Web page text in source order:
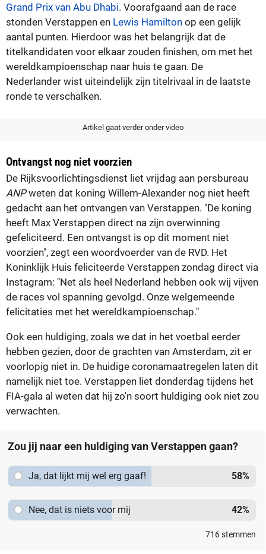
Grand Prix van Abu Dhabi. Voorafgaand aan de race
stonden Verstappen en Lewis Hamilton op een gelijk
aantal punten. Hierdoor was het belangrijk dat de
titelkandidaten voor elkaar zouden finishen, om met het
wereldkampioenschap naar huis te gaan. De
Nederlander wist uiteindelijk zijn titelrivaal in de laatste
ronde te verschalken.
Artikel gaat verder onder video
Ontvangst nog niet voorzien
De Rijksvoorlichtingsdienst liet vrijdag aan persbureau
ANPweten dat koning Willem-Alexander nog niet heeft
gedacht aan het ontvangen van Verstappen. "De koning
heeft Max Verstappen direct na zijn overwinning
gefeliciteerd. Een ontvangst is op dit moment niet
voorzien", zegt een woordvoerder van de RVD. Het
Koninklijk Huis feliciteerde Verstappen zondag direct via
Instagram: "Net als heel Nederland hebben ook wij vijven
de races vol spanning gevolgd. Onze welgemeende
felicitaties met het wereldkampioenschap."
Ook een huldiging, zoals we dat in het voetbal eerder
hebben gezien, door de grachten van Amsterdam, zit er
voorlopig niet in. De huidige coronamaatregelen laten dit
namelijk niet toe. Verstappen liet donderdag tijdens het
FIA-gala al weten dat hij zo'n soort huldiging ook niet zou
verwachten.
Zou jij naar een huldiging van Verstappen gaan?
Ja, dat lijkt mij wel erg gaaf! 58%
Nee, dat is niets voor mij 42%
716stemmen